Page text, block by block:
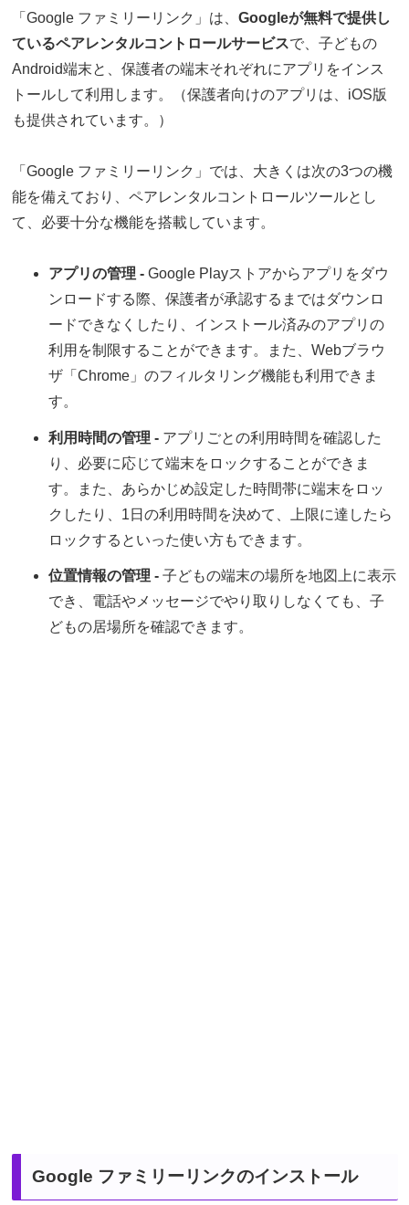
「Google ファミリーリンク」は、 Googleが無料で提供し
ているペアレンタルコントロールサービスで、子どもの
Android端末と、保護者の端末それぞれにアプリをインス
トールして利用します。（保護者向けのアプリは、iOS版
も提供されています。）
「Google ファミリーリンク」では、大きくは次の3つの機
能を備えており、ペアレンタルコントロールツールとし
て、必要十分な機能を搭載しています。
アプリの管理 - Google Playストアからアプリをダウ
ンロードする際、保護者が承認するまではダウンロ
ードできなくしたり、インストール済みのアプリの
利用を制限することができます。また、Webブラウ
ザ「Chrome」のフィルタリング機能も利用できま
す。
利用時間の管理 - アプリごとの利用時間を確認した
り、必要に応じて端末をロックすることができま
す。また、あらかじめ設定した時間帯に端末をロッ
クしたり、1日の利用時間を決めて、上限に達したら
ロックするといった使い方もできます。
位置情報の管理 - 子どもの端末の場所を地図上に表示
でき、電話やメッセージでやり取りしなくても、子
どもの居場所を確認できます。
Google ファミリーリンクのインストール